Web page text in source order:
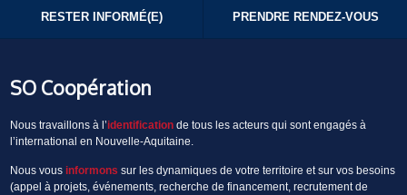
RESTER INFORMÉ(E) PRENDRE RENDEZ-VOUS
SO Coopération
Nous travaillons à l’identificationde tous les acteurs qui sont engagés à
l’international en Nouvelle-Aquitaine.
Nous vous informons sur les dynamiques de votre territoire et sur vos besoins
(appel à projets, événements, recherche de financement, recrutement de